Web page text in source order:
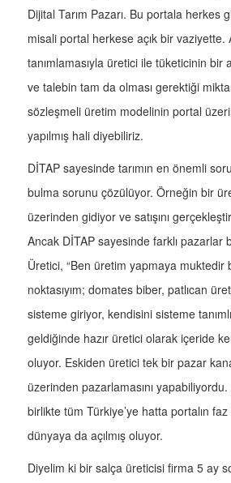
Dijital Tarım Pazarı. Bu portala herkes
misali portal herkese açık bir vaziyette.
tanımlamasıyla üretici ile tüketicinin bir
ve talebin tam da olması gerektiği
sözleşmeli üretim modelinin portal
yapılmış hali diyebiliriz.
DİTAP sayesinde tarımın en önemli
bulma sorunu çözülüyor. Örneğin bir
üzerinden gidiyor ve satışını
Ancak DİTAP sayesinde farklı pazarlar
Üretici, “Ben üretim yapmaya muktedir
noktasıyım; domates biber, patlıcan
sisteme giriyor, kendisini sisteme
geldiğinde hazır üretici olarak içeride
oluyor. Eskiden üretici tek bir pazar
üzerinden pazarlamasını
birlikte tüm Türkiye’ye hatta portalın
dünyaya da açılmış oluyor.
Diyelim ki bir salça üreticisi firma 5 ay